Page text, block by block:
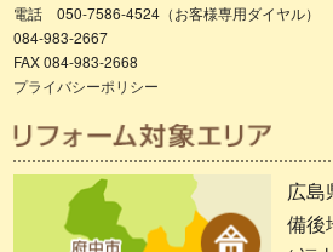
電話 050-7586-4524（お客様専用ダイヤル）
084-983-2667
FAX 084-983-2668
プライバシーポリシー
広島
備後